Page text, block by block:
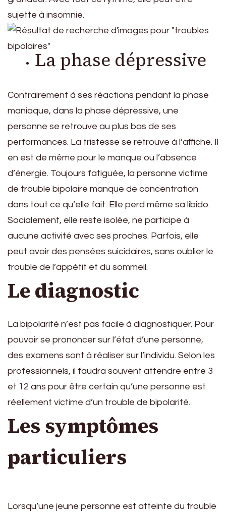
sujette à insomnie.
La phase dépressive
Contrairement à ses réactions pendant la phase
maniaque, dans la phase dépressive, une
personne se retrouve au plus bas de ses
performances. La tristesse se retrouve à l’affiche. Il
en est de même pour le manque ou l’absence
d’énergie. Toujours fatiguée, la personne victime
de trouble bipolaire manque de concentration
dans tout ce qu’elle fait. Elle perd même sa libido.
Socialement, elle reste isolée, ne participe à
aucune activité avec ses proches. Parfois, elle
peut avoir des pensées suicidaires, sans oublier le
trouble de l’appétit et du sommeil.
Le diagnostic
La bipolarité n’est pas facile à diagnostiquer. Pour
pouvoir se prononcer sur l’état d’une personne,
des examens sont à réaliser sur l’individu. Selon les
professionnels, il faudra souvent attendre entre 3
et 12 ans pour être certain qu’une personne est
réellement victime d’un trouble de bipolarité.
Les symptômes
particuliers
Lorsqu’une jeune personne est atteinte du trouble